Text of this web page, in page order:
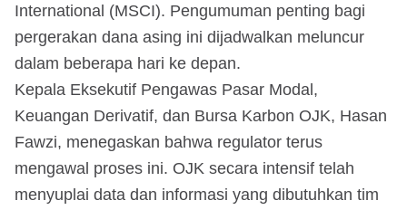
International (MSCI). Pengumuman penting bagi
pergerakan dana asing ini dijadwalkan meluncur
dalam beberapa hari ke depan.
Kepala Eksekutif Pengawas Pasar Modal,
Keuangan Derivatif, dan Bursa Karbon OJK, Hasan
Fawzi, menegaskan bahwa regulator terus
mengawal proses ini. OJK secara intensif telah
menyuplai data dan informasi yang dibutuhkan tim